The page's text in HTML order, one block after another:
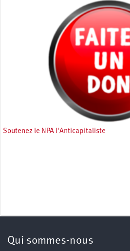
Soutenez le NPA l'Anticapitaliste
Qui sommes-nous